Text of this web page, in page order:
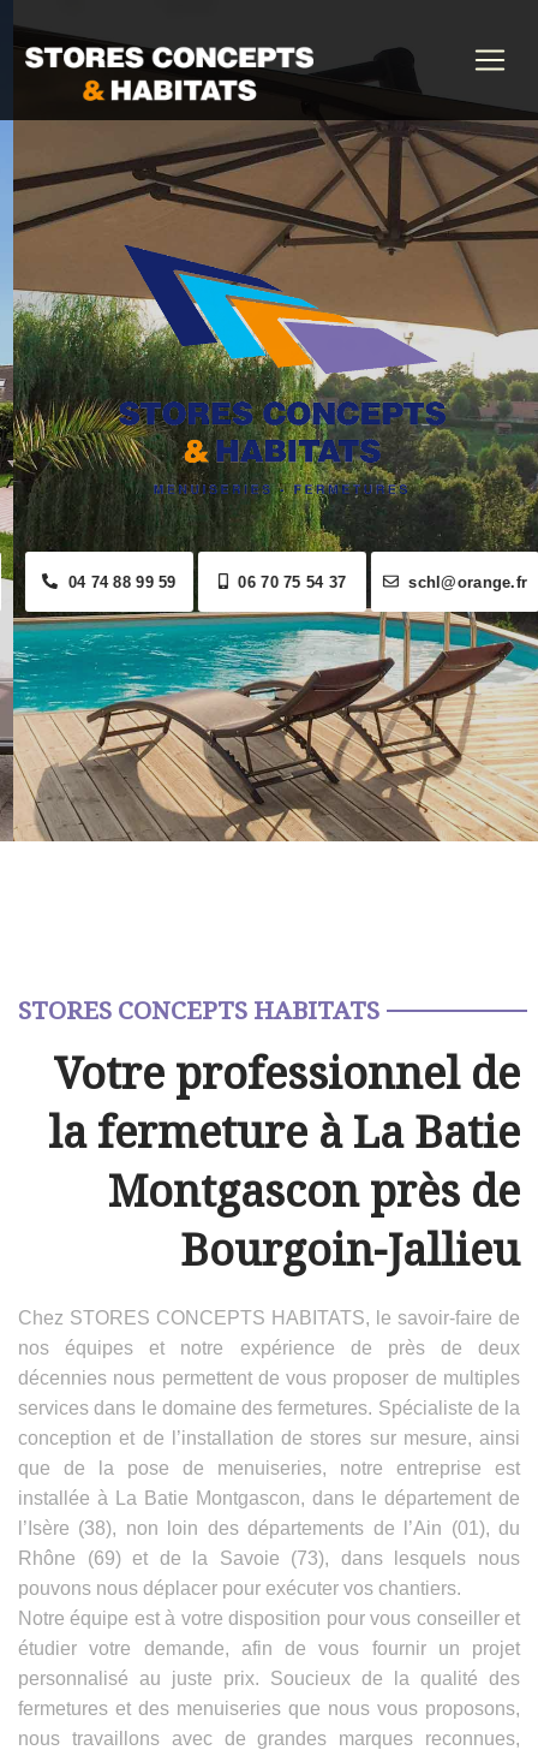
04 74 88 99 59 06 70 75 54 37 schl@orange.fr
STORES CONCEPTS HABITATS
Votre professionnel de
la fermeture à La Batie
Montgascon près de
Bourgoin-Jallieu
Chez STORES CONCEPTS HABITATS, le savoir-faire de
nos équipes et notre expérience de près de deux
décennies nous permettent de vous proposer de multiples
services dans le domaine des fermetures. Spécialiste de la
conception et de l’installation de stores sur mesure, ainsi
que de la pose de menuiseries, notre entreprise est
installée à La Batie Montgascon, dans le département de
l’Isère (38), non loin des départements de l’Ain (01), du
Rhône (69) et de la Savoie (73), dans lesquels nous
pouvons nous déplacer pour exécuter vos chantiers.
Notre équipe est à votre disposition pour vous conseiller et
étudier votre demande, afin de vous fournir un projet
personnalisé au juste prix. Soucieux de la qualité des
fermetures et des menuiseries que nous vous proposons,
nous travaillons avec de grandes marques reconnues,